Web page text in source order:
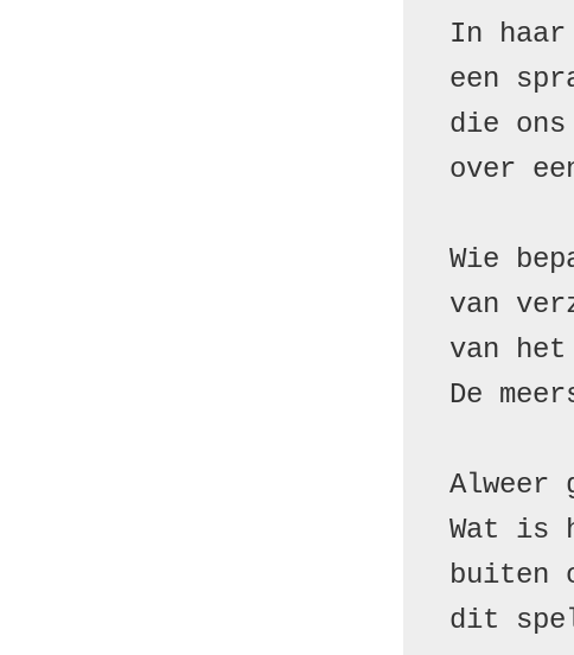
In haar
een
die
over
Wie
van
van
De
Alweer
Wat is
buiten
dit spel